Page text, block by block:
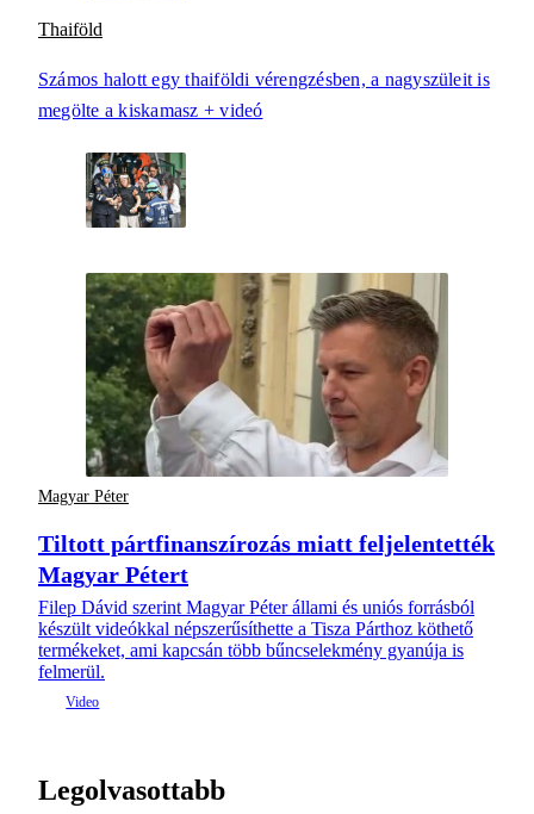
Thaiföld
Számos halott egy thaiföldi vérengzésben, a nagyszüleit is
megölte a kiskamasz + videó
Magyar Péter
Tiltott pártfinanszírozás miatt feljelentették
Magyar Pétert
Filep Dávid szerint Magyar Péter állami és uniós forrásból
készült videókkal népszerűsíthette a Tisza Párthoz köthető
termékeket, ami kapcsán több bűncselekmény gyanúja is
felmerül.
Legolvasottabb